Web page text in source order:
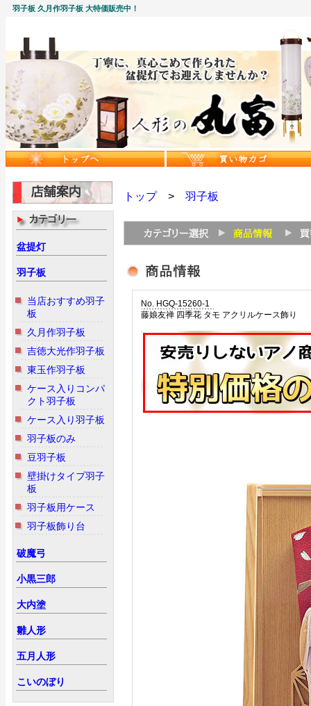
羽子板 久月作羽子板 大特価販売中！
盆提灯
羽子板
当店おすすめ羽子
板
久月作羽子板
吉徳大光作羽子板
東玉作羽子板
ケース入りコンパ
クト羽子板
ケース入り羽子板
羽子板のみ
豆羽子板
壁掛けタイプ羽子
板
羽子板用ケース
羽子板飾り台
破魔弓
小黒三郎
大内塗
雛人形
五月人形
こいのぼり
トップ> 羽子板
No. HGQ-15260-1
藤娘友禅 四季花 タモ アクリルケース飾り